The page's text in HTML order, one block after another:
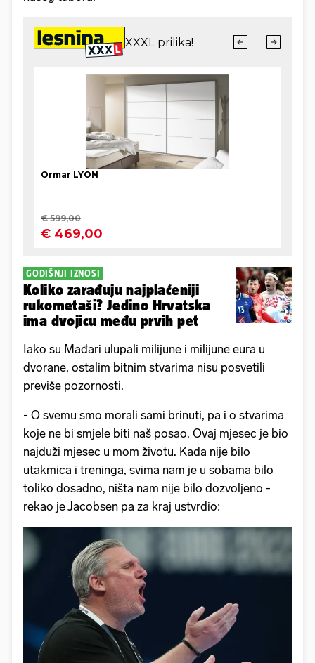
GODIŠNJI IZNOSI
Koliko zarađuju najplaćeniji
rukometaši? Jedino Hrvatska
ima dvojicu među prvih pet
Iako su Mađari ulupali milijune i milijune eura u
dvorane, ostalim bitnim stvarima nisu posvetili
previše pozornosti.
- O svemu smo morali sami brinuti, pa i o stvarima
koje ne bi smjele biti naš posao. Ovaj mjesec je bio
najduži mjesec u mom životu. Kada nije bilo
utakmica i treninga, svima nam je u sobama bilo
toliko dosadno, ništa nam nije bilo dozvoljeno -
rekao je Jacobsen pa za kraj ustvrdio: